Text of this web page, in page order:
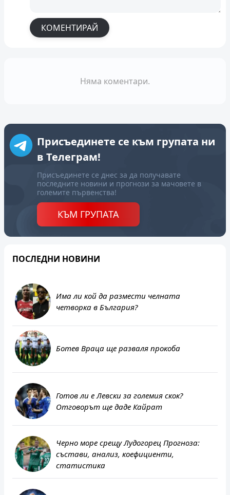
КОМЕНТИРАЙ
Няма коментари.
Присъединете се към групата ни
в Телеграм!
Присъединете се днес за да получавате
последните новини и прогнози за мачовете в
големите първенства!
КЪМ ГРУПАТА
ПОСЛЕДНИ НОВИНИ
Има ли кой да размести челната
четворка в България?
Ботев Враца ще разваля прокоба
Готов ли е Левски за големия скок?
Отговорът ще даде Кайрат
Черно море срещу Лудогорец Прогноза:
състави, анализ, коефициенти,
статистика